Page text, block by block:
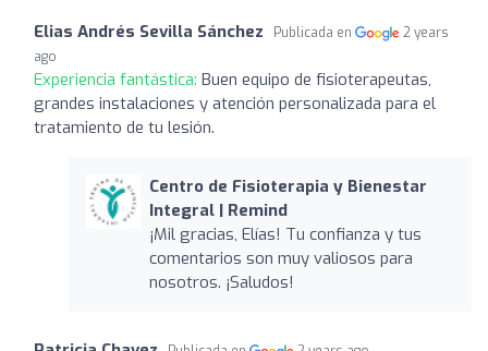
Elias Andrés Sevilla Sánchez Publicada en
2 years
ago
Experiencia fantástica: Buen equipo de fisioterapeutas,
grandes instalaciones y atención personalizada para el
tratamiento de tu lesión.
Centro de Fisioterapia y Bienestar
Integral | Remind
¡Mil gracias, Elías! Tu confianza y tus
comentarios son muy valiosos para
nosotros. ¡Saludos!